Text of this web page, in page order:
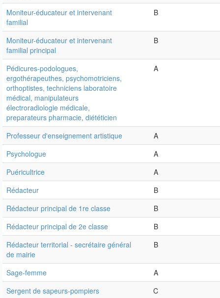
Moniteur-éducateur et intervenant
familial
B
Moniteur-éducateur et intervenant
familial principal
B
Pédicures-podologues,
ergothérapeuthes, psychomotriciens,
orthoptistes, techniciens laboratoire
médical, manipulateurs
électroradiologie médicale,
preparateurs pharmacie, diététicien
A
Professeur d'enseignement artistique
A
Psychologue
A
Puéricultrice
A
Rédacteur
B
Rédacteur principal de 1re classe
B
Rédacteur principal de 2e classe
B
Rédacteur territorial - secrétaire général
de mairie
B
Sage-femme
A
Sergent de sapeurs-pompiers
C